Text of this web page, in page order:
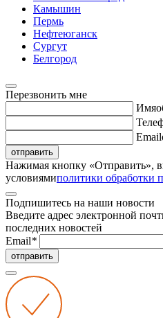
Камышин
Пермь
Нефтеюганск
Сургут
Белгород
Перезвонить мне
Имя
Email
отправить
Нажимая кнопку «Отправить»,
условиямиполитики обработки
Подпишитесь на наши новости
Введите адрес электронной
последних новостей
Email*
отправить